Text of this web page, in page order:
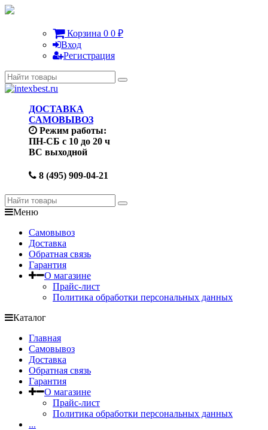
Корзина 0 0 ₽
Вход
Регистрация
ДОСТАВКА
САМОВЫВОЗ
Режим работы:
ПН-СБ с 10 до 20 ч
ВС выходной
8 (495) 909-04-21
Меню
Самовывоз
Доставка
Обратная связь
Гарантия
О магазине
Прайс-лист
Политика обработки персональных данных
Каталог
Главная
Самовывоз
Доставка
Обратная связь
Гарантия
О магазине
Прайс-лист
Политика обработки персональных данных
...